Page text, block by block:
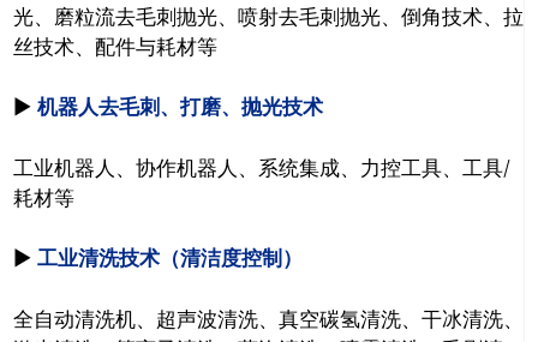
光、 磨粒流去毛刺抛光、 喷射去毛刺抛光、 倒角技术、 拉
丝技术、 配件与耗材等
► 机器人去毛刺、打磨、抛光技术
工业机器人、 协作机器人、 系统集成、 力控工具、 工具/
耗材等
► 工业清洗技术（清洁度控制）
全自动清洗机、 超声波清洗、 真空碳氢清洗、 干冰清洗、